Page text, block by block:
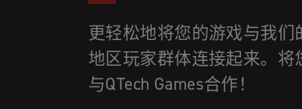
更轻松地将您的游戏与我
地区玩家群体连接起来。
与QTech Games合作！